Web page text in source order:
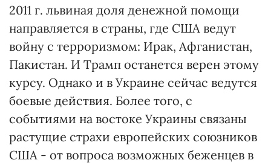
2011 г. львиная доля денежной помощи
направляется в страны, где США ведут
войну с терроризмом: Ирак, Афганистан,
Пакистан. И Трамп останется верен этому
курсу. Однако и в Украине сейчас ведутся
боевые действия. Более того, с
событиями на востоке Украины связаны
растущие страхи европейских союзников
США - от вопроса возможных беженцев в